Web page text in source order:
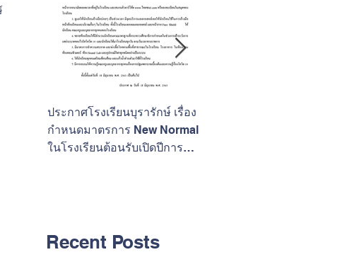
ประกาศโรงเรียนบุรารักษ์ เรื่อง
กำหนดมาตรการ New Normal
ในโรงเรียนต้อนรับเปิดปีการ
Recent Posts